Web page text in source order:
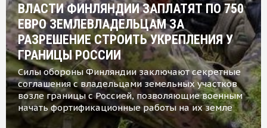
ВЛАСТИ ФИНЛЯНДИИ ЗАПЛАТЯТ ПО 750
ЕВРО ЗЕМЛЕВЛАДЕЛЬЦАМ ЗА
РАЗРЕШЕНИЕ СТРОИТЬ УКРЕПЛЕНИЯ У
ГРАНИЦЫ РОССИИ
Силы обороны Финляндии заключают секретные
соглашения с владельцами земельных участков
возле границы с Россией, позволяющие военным
начать фортификационные работы на их земле